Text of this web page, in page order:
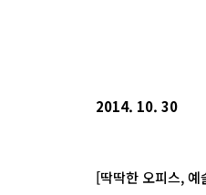
2014. 10. 30
[딱딱한 오피스,